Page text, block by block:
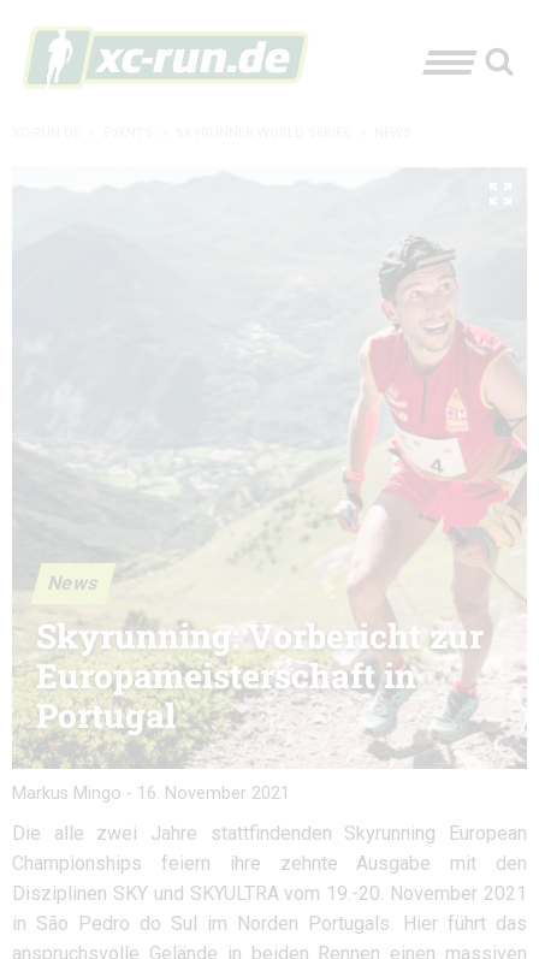
News
Skyrunning: Vorbericht zur
Europameisterschaft in
Portugal
Markus Mingo - 16. November 2021
Die alle zwei Jahre stattfindenden Skyrunning European
Championships feiern ihre zehnte Ausgabe mit den
Disziplinen SKY und SKYULTRA vom 19.-20. November 2021
in São Pedro do Sul im Norden Portugals. Hier führt das
anspruchsvolle Gelände in beiden Rennen einen massiven